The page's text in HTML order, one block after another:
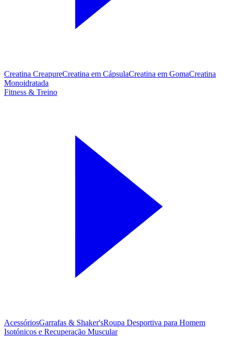
Creatina CreapureCreatina em CápsulaCreatina em GomaCreatina
Monoidratada
Fitness & Treino
AcessóriosGarrafas & Shaker'sRoupa Desportiva para Homem
Isotónicos e Recuperação Muscular